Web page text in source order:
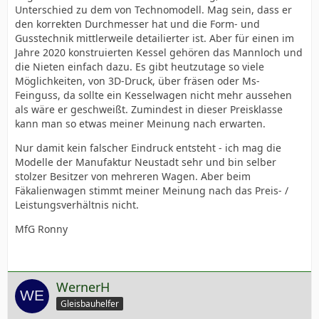
Unterschied zu dem von Technomodell. Mag sein, dass er
den korrekten Durchmesser hat und die Form- und
Gusstechnik mittlerweile detailierter ist. Aber für einen im
Jahre 2020 konstruierten Kessel gehören das Mannloch und
die Nieten einfach dazu. Es gibt heutzutage so viele
Möglichkeiten, von 3D-Druck, über fräsen oder Ms-
Feinguss, da sollte ein Kesselwagen nicht mehr aussehen
als wäre er geschweißt. Zumindest in dieser Preisklasse
kann man so etwas meiner Meinung nach erwarten.
Nur damit kein falscher Eindruck entsteht - ich mag die
Modelle der Manufaktur Neustadt sehr und bin selber
stolzer Besitzer von mehreren Wagen. Aber beim
Fäkalienwagen stimmt meiner Meinung nach das Preis- /
Leistungsverhältnis nicht.
MfG Ronny
WernerH
Gleisbauhelfer